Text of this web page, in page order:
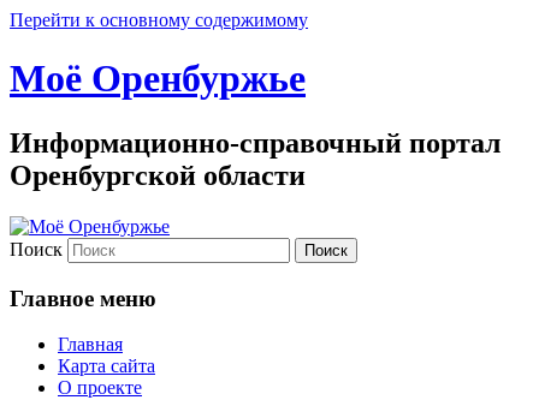
Перейти к основному содержимому
Моё Оренбуржье
Информационно-справочный портал
Оренбургской области
Поиск
Главное меню
Главная
Карта сайта
О проекте